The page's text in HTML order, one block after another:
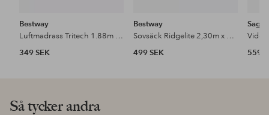
Bestway
Luftmadrass Tritech 1.88m x 99cm x 30cm
349 SEK
Bestway
Sovsäck Ridgelite 2,30m x 80cm x 60cm
499 SEK
Vide
559
Så tycker andra